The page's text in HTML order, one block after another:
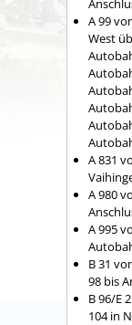
A 99
West
A 831
A 980
A 995
B 31
98 bis
B 96/E
104 in